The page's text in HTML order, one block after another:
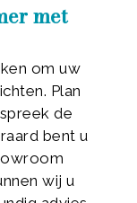
met
om uw
Plan
de
bent u
wij u